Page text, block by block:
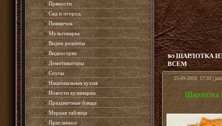
» Пряности
» Сад и огород
» Пикничок
» Мультиварка
» Видео рецепты
» Видеостряп
» Демотиваторы
» Соусы
» Национальная кухня
» Новости кулинарии
» Праздничные блюда
» Мерная таблица
» Присланное
ШАРЛОТКА
ВСЕМ
25-09-2019, 17:33 |
Шарлотка